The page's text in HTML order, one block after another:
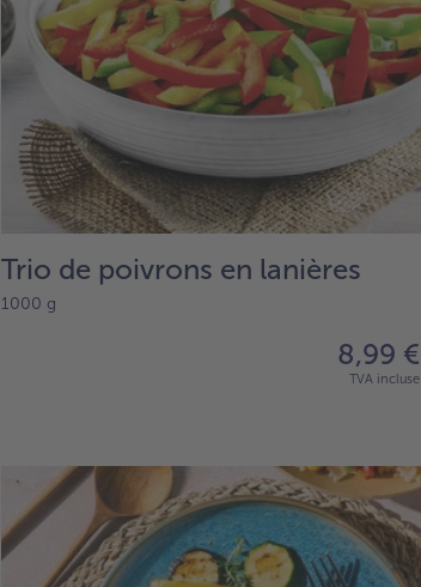
Trio de poivrons en lanières
1000 g
8,99 €
TVA incluse